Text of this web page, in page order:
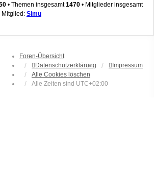
• Themen insgesamt1470 • Mitglieder insgesamt
Mitglied: Simu
Foren-Übersicht
Datenschutzerklärung
Impressum
Alle Cookies löschen
Alle Zeiten sind UTC+02:00